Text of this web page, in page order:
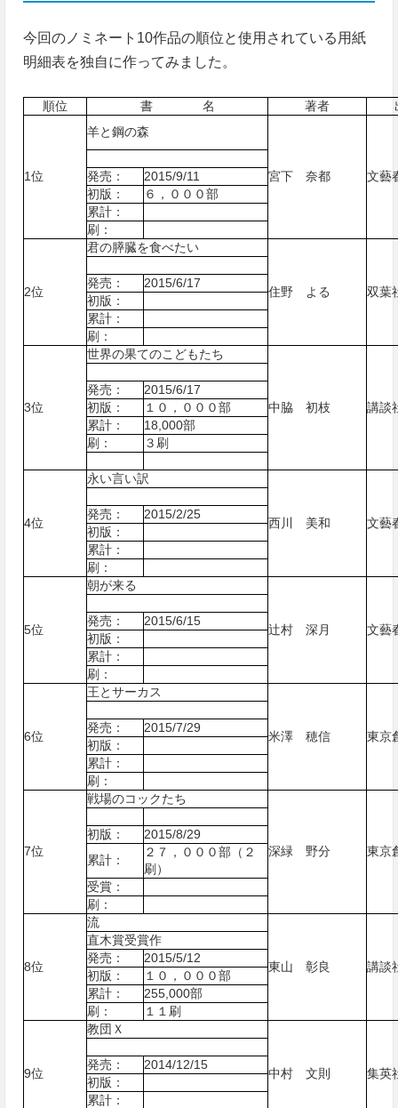
今回のノミネート10作品の順位と使用されている用紙
明細表を独自に作ってみました。
順位 書 名 著者
1位
羊と鋼の森
宮下 奈都 文藝
発売：
2015/9/11
初版：
６，０００部
累計：
刷：
2位
君の膵臓を食べたい
住野 よる 双葉
発売：
2015/6/17
初版：
累計：
刷：
3位
世界の果てのこどもたち
中脇 初枝 講談
発売：
2015/6/17
初版：
１０，０００部
累計：
18,000部
刷：
３刷
4位
永い言い訳
西川 美和 文藝
発売：
2015/2/25
初版：
累計：
刷：
5位
朝が来る
辻村 深月 文藝
発売：
2015/6/15
初版：
累計：
刷：
6位
王とサーカス
米澤 穂信 東京
発売：
2015/7/29
初版：
累計：
刷：
7位
戦場のコックたち
深緑 野分 東京
初版：
2015/8/29
累計：
２７，０００部（２
刷）
受賞：
刷：
8位
流
東山 彰良 講談
直木賞受賞作
発売：
2015/5/12
初版：
１０，０００部
累計：
255,000部
刷：
１１刷
9位
教団Ｘ
中村 文則 集英
発売：
2014/12/15
初版：
累計：